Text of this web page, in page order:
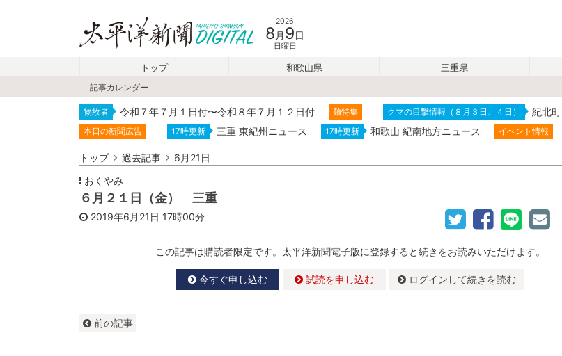
2026
8 月 9日
日曜日
トップ 和歌山県 三重県
記事カレンダー
物故者 令和７年７月１日付〜令和８年７月１２日付 麺特集 クマの目撃情報（８月３日、４日） 紀北町
本日の新聞広告 17時更新 三重 東紀州ニュース 17時更新 和歌山 紀南地方ニュース イベント情報
トップ 過去記事
6月21日
おくやみ
６月２１日（金） 三重
2019年6月21日 17時00分
この記事は購読者限定です。太平洋新聞電子版に登録すると続きをお読みいただけます。
今すぐ申し込む 試読を申し込む ログインして続きを読む
前の記事